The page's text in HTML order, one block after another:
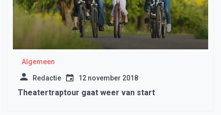
Algemeen
Redactie 12 november 2018
Theatertraptour gaat weer van start